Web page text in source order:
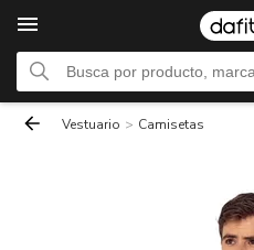
Vestuario > Camisetas